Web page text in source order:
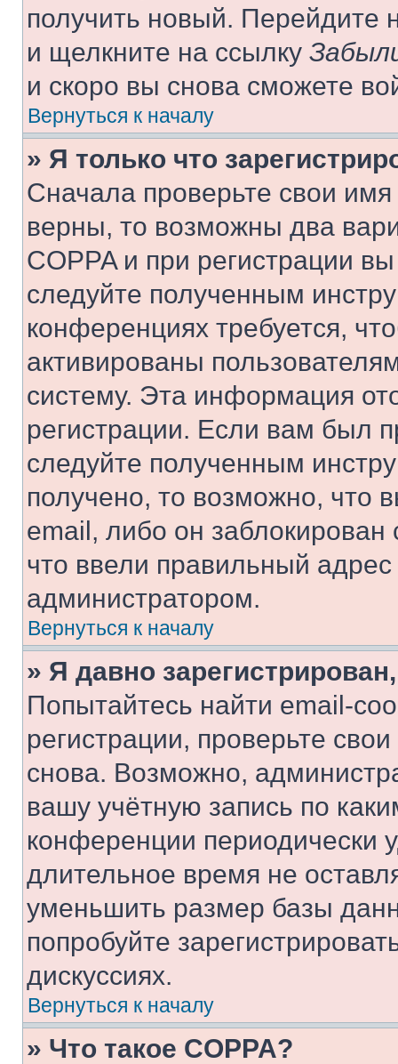
получить новый. Перейдите
и щелкните на ссылку
и скоро вы снова сможете
Вернуться к началу
» Я только что
Сначала проверьте свои
верны, то возможны два
COPPA и при регистрации
следуйте полученным
конференциях требуется,
активированы
систему. Эта информация
регистрации. Если вам был
следуйте полученным
получено, то возможно, что
email, либо он
что ввели правильный адрес
администратором.
Вернуться к началу
» Я давно
Попытайтесь найти email-
регистрации, проверьте
снова. Возможно,
вашу учётную запись по
конференции периодически
длительное время не
уменьшить размер базы
попробуйте
дискуссиях.
Вернуться к началу
» Что такое COPPA?